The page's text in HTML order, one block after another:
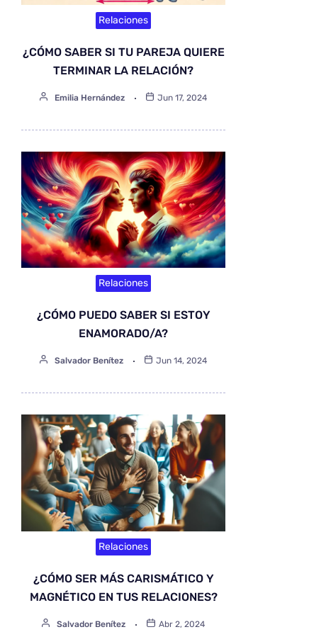
Relaciones
¿CÓMO SABER SI TU PAREJA QUIERE
TERMINAR LA RELACIÓN?
Emilia Hernández Jun 17, 2024
Relaciones
¿CÓMO PUEDO SABER SI ESTOY
ENAMORADO/A?
Salvador Benítez Jun 14, 2024
Relaciones
¿CÓMO SER MÁS CARISMÁTICO Y
MAGNÉTICO EN TUS RELACIONES?
Salvador Benítez Abr 2, 2024